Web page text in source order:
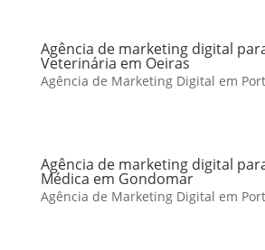
Agência de marketing digital
Veterinária em Oeiras
Agência de Marketing Digital em
Agência de marketing digital
Médica em Gondomar
Agência de Marketing Digital em